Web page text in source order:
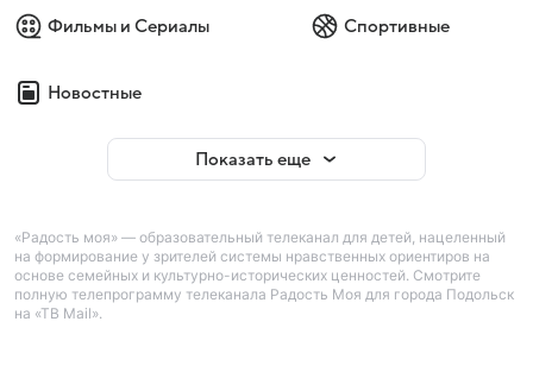
Фильмы и Сериалы Спортивные
Новостные
Показать еще
«Радость моя» — образовательный телеканал для детей, нацеленный
на формирование у зрителей системы нравственных ориентиров на
основе семейных и культурно-исторических ценностей. Смотрите
полную телепрограмму телеканала Радость Моя для города Подольск
на «ТВ Mail».